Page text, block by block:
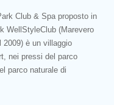
Club & Spa proposto in
WellStyleClub (Marevero
2009) è un villaggio
nei pressi del parco
parco naturale di